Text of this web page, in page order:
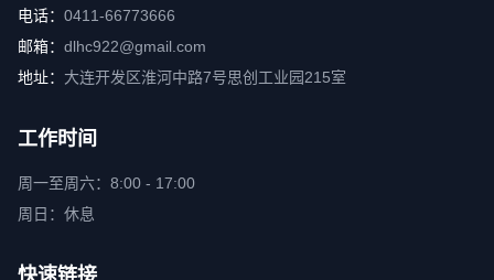
电话： 0411-66773666
邮箱： dlhc922@gmail.com
地址： 大连开发区淮河中路7号思创工业园215室
工作时间
周一至周六：8:00 - 17:00
周日：休息
快速链接